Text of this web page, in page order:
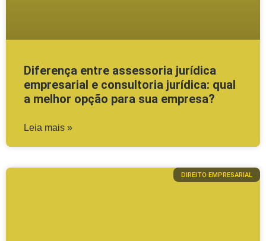
Diferença entre assessoria jurídica
empresarial e consultoria jurídica: qual
a melhor opção para sua empresa?
Leia mais »
DIREITO EMPRESARIAL